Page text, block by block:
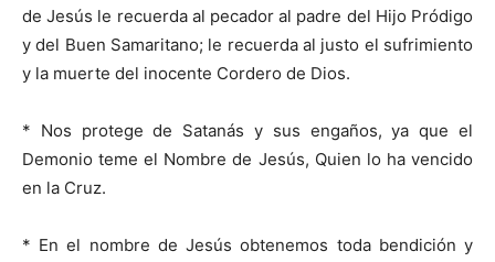
de Jesús le recuerda al pecador al padre del Hijo Pródigo
y del Buen Samaritano; le recuerda al justo el sufrimiento
y la muerte del inocente Cordero de Dios.
* Nos protege de Satanás y sus engaños, ya que el
Demonio teme el Nombre de Jesús, Quien lo ha vencido
en la Cruz.
* En el nombre de Jesús obtenemos toda bendición y